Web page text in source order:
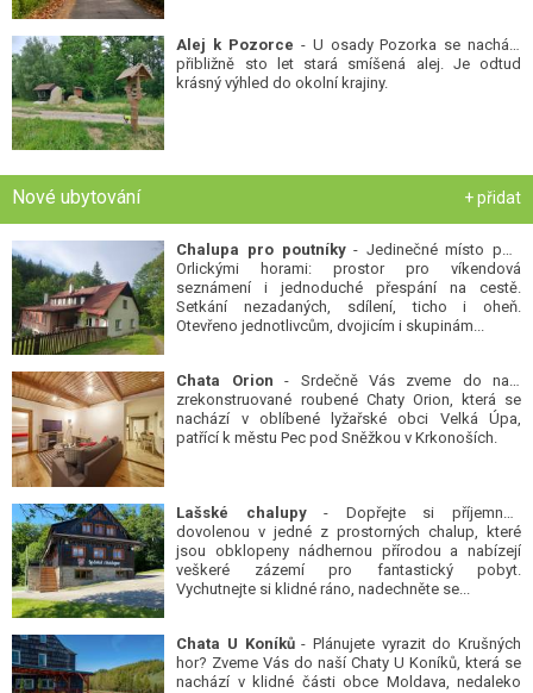
Alej k Pozorce - U osady Pozorka se nachází
přibližně sto let stará smíšená alej. Je odtud
krásný výhled do okolní krajiny.
Nové ubytování + přidat
Chalupa pro poutníky- Jedinečné místo pod
Orlickými horami: prostor pro víkendová
seznámení i jednoduché přespání na cestě.
Setkání nezadaných, sdílení, ticho i oheň.
Otevřeno jednotlivcům, dvojicím i skupinám...
Chata Orion - Srdečně Vás zveme do naší
zrekonstruované roubené Chaty Orion, která se
nachází v oblíbené lyžařské obci Velká Úpa,
patřící k městu Pec pod Sněžkou v Krkonoších.
Lašské chalupy- Dopřejte si příjemnou
dovolenou v jedné z prostorných chalup, které
jsou obklopeny nádhernou přírodou a nabízejí
veškeré zázemí pro fantastický pobyt.
Vychutnejte si klidné ráno, nadechněte se...
Chata U Koníků- Plánujete vyrazit do Krušných
hor? Zveme Vás do naší Chaty U Koníků, která se
nachází v klidné části obce Moldava, nedaleko